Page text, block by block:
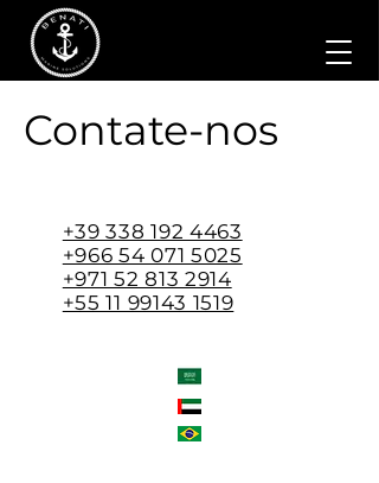
Contate-nos
+39 338 192 4463
+966 54 071 5025
+971 52 813 2914
+55 11 99143 1519